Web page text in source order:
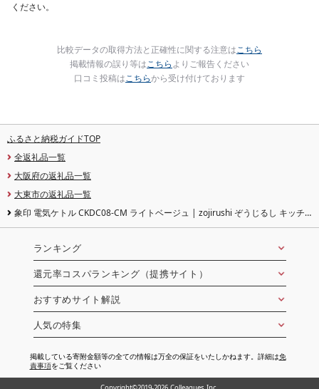
ください。
比較データの取得方法と正確性に関する注意はこちら
掲載情報の誤り等はこちらよりご報告ください
口コミ投稿はこちらから受け付けております
ふるさと納税ガイドTOP
全返礼品一覧
大阪府の返礼品一覧
大東市の返礼品一覧
象印 電気ケトル CKDC08-CM ライトベージュ | zojirushi ぞうじるし キッチ
ランキング
還元率コスパランキング（提携サイト）
おすすめサイト解説
人気の特集
掲載している寄附金額等の全ての情報は万全の保証をいたしかねます。詳細は免
責事項をご覧ください